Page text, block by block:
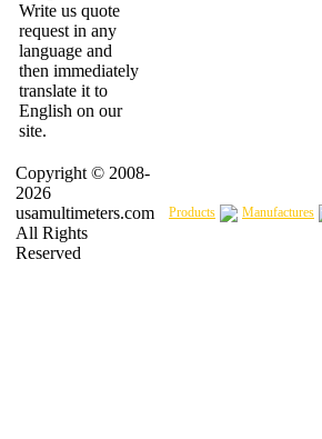
Write us quote
request in any
language and
then immediately
translate it to
English on our
site.
Copyright © 2008-
2026
usamultimeters.com
All Rights
Reserved
Products Manufactures